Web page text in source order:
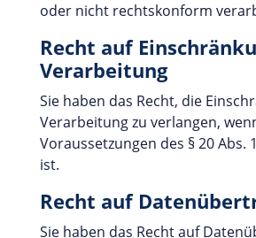
oder nicht rechtskonform
Recht auf
Verarbeitung
Sie haben das Recht, die
Verarbeitung zu verlangen,
Voraussetzungen des § 20 Abs.
ist.
Recht auf
Sie haben das Recht auf